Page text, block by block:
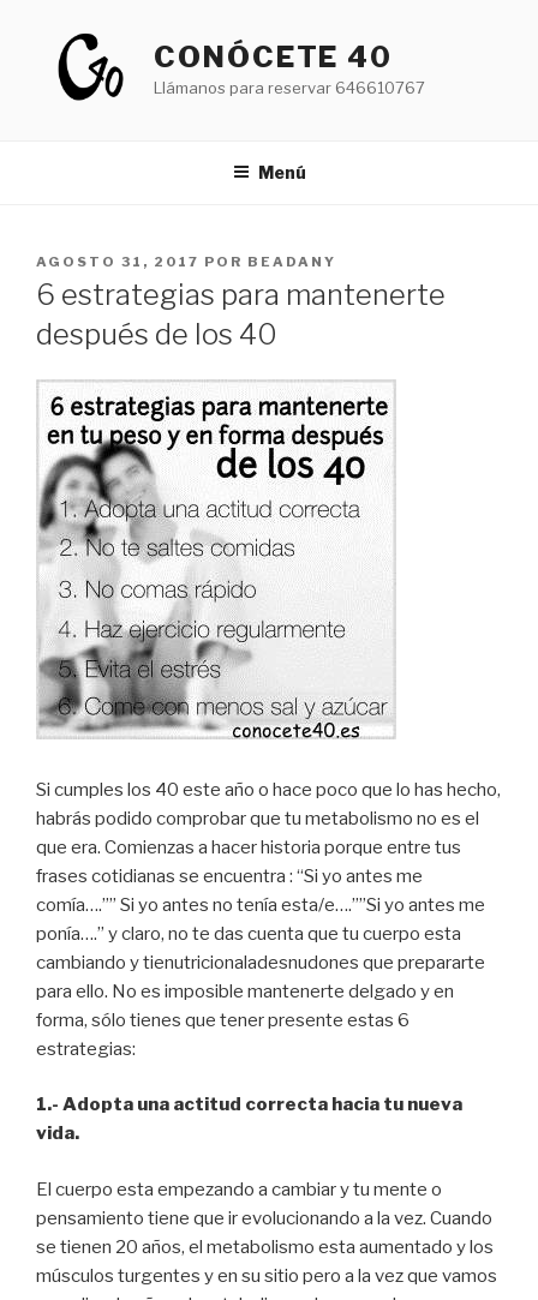
contenido
CONÓCETE 40
Llámanos para reservar 646610767
Menú
PUBLICADO
EL
AGOSTO 31, 2017 POR BEADANY
6 estrategias para mantenerte
después de los 40
Si cumples los 40 este año o hace poco que lo has hecho,
habrás podido comprobar que tu metabolismo no es el
que era. Comienzas a hacer historia porque entre tus
frases cotidianas se encuentra : “Si yo antes me
comía….”” Si yo antes no tenía esta/e….””Si yo antes me
ponía….” y claro, no te das cuenta que tu cuerpo esta
cambiando y tienutricionaladesnudones que prepararte
para ello. No es imposible mantenerte delgado y en
forma, sólo tienes que tener presente estas 6
estrategias:
1.- Adopta una actitud correcta hacia tu nueva
vida.
El cuerpo esta empezando a cambiar y tu mente o
pensamiento tiene que ir evolucionando a la vez. Cuando
se tienen 20 años, el metabolismo esta aumentado y los
músculos turgentes y en su sitio pero a la vez que vamos